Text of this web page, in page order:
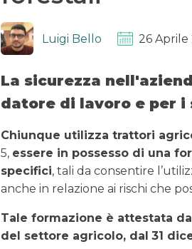
Luigi Bello 26 Aprile
La sicurezza
datore di lavoro e per i
Chiunque utilizza trattori
5, essere in possesso di una
specifici, tali da consentire
anche in relazione ai rischi che
Tale formazione è attestata
del settore agricolo, dal 31